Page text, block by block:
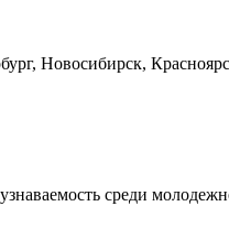
Новосибирск,
среди